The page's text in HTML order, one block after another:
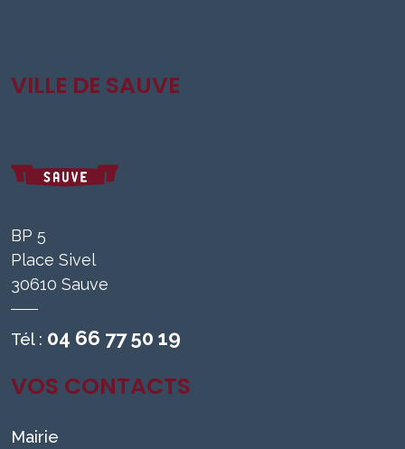
VILLE DE SAUVE
BP 5
Place Sivel
30610 Sauve
Tél : 04 66 77 50 19
VOS CONTACTS
Mairie